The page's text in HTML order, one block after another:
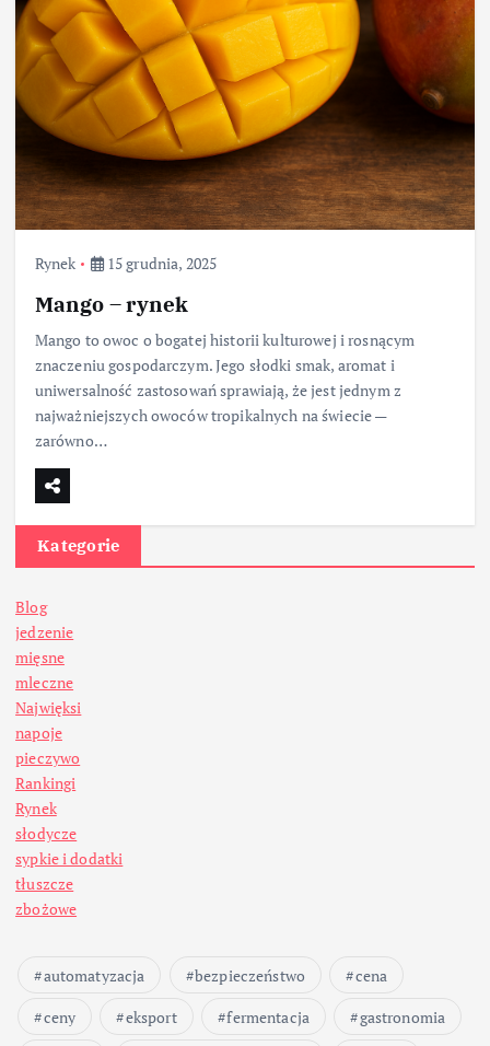
Rynek 15 grudnia, 2025
Mango – rynek
Mango to owoc o bogatej historii kulturowej i rosnącym
znaczeniu gospodarczym. Jego słodki smak, aromat i
uniwersalność zastosowań sprawiają, że jest jednym z
najważniejszych owoców tropikalnych na świecie —
zarówno…
Kategorie
Blog
jedzenie
mięsne
mleczne
Najwięksi
napoje
pieczywo
Rankingi
Rynek
słodycze
sypkie i dodatki
tłuszcze
zbożowe
automatyzacja bezpieczeństwo
cena
ceny
eksport fermentacja
gastronomia